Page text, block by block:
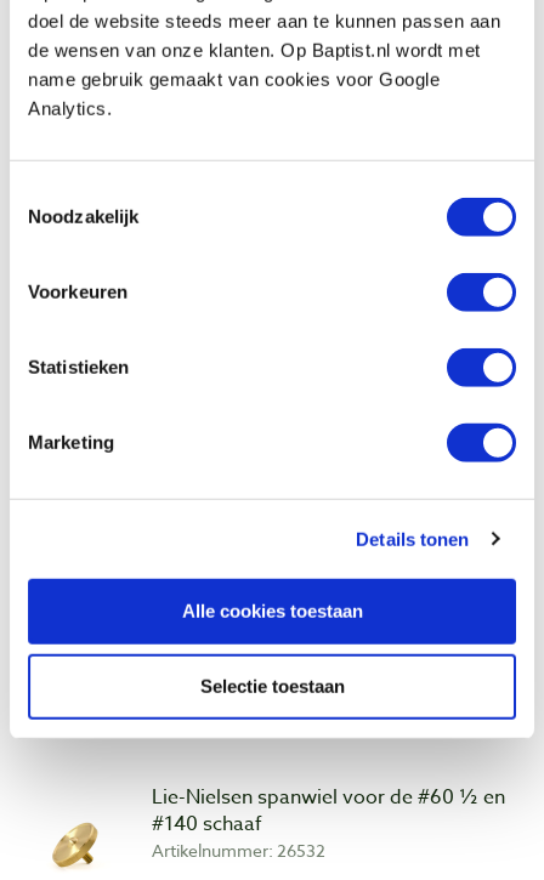
doel de website steeds meer aan te kunnen passen aan
de wensen van onze klanten. Op Baptist.nl wordt met
name gebruik gemaakt van cookies voor Google
Analytics.
Noodzakelijk
Voorkeuren
Statistieken
Marketing
Details tonen
Alle cookies toestaan
Selectie toestaan
Artikelnummer: 26677
€ 30,85 incl. btw
Mouth schaaf #60 ½(g) en # 9 ½(g)
Artikelnummer: 15181
€ 66,60 incl. btw
€ 55,04 excl. btw
Op voorraad
Vergelijken
Lie-Nielsen spanwiel voor de #60 ½ en
#140 schaaf
Artikelnummer: 26532